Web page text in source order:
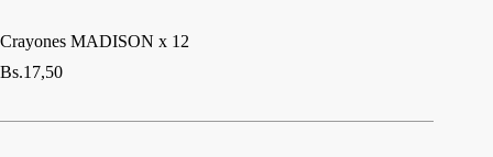
Crayones MADISON x 12
Bs.17,50